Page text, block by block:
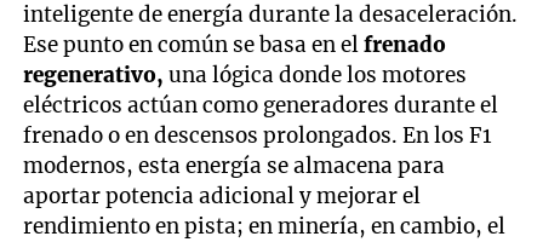
inteligente de energía durante la desaceleración.
Ese punto en común se basa en elfrenado
regenerativo, una lógica donde los motores
eléctricos actúan como generadores durante el
frenado o en descensos prolongados. En los F1
modernos, esta energía se almacena para
aportar potencia adicional y mejorar el
rendimiento en pista; en minería, en cambio, el